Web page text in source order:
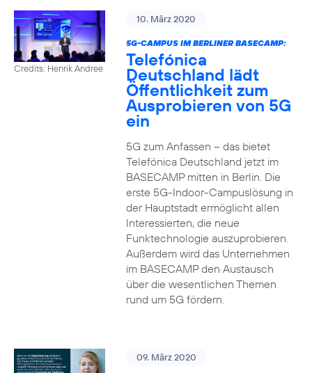
Credits: Henrik Andree
10. März 2020
5G-CAMPUS IM BERLINER BASECAMP:
Telefónica
Deutschland lädt
Öffentlichkeit zum
Ausprobieren von 5G
ein
5G zum Anfassen – das bietet
Telefónica Deutschland jetzt im
BASECAMP mitten in Berlin. Die
erste 5G-Indoor-Campuslösung in
der Hauptstadt ermöglicht allen
Interessierten, die neue
Funktechnologie auszuprobieren.
Außerdem wird das Unternehmen
im BASECAMP den Austausch
über die wesentlichen Themen
rund um 5G fördern.
09. März 2020